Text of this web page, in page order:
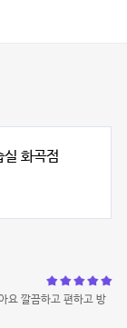
실 화곡점
요 깔끔하고 편하고 방